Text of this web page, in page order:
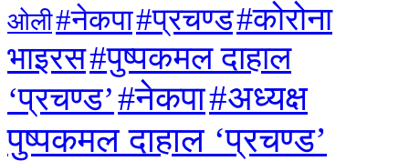
ओली#नेकपा#प्रचण्ड#कोरोना
भाइरस#पुष्पकमल दाहाल
‘प्रचण्ड’#नेकपा#अध्यक्ष
पुष्पकमल दाहाल ‘प्रचण्ड’